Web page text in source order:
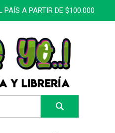
PAÍS A PARTIR DE $100.000